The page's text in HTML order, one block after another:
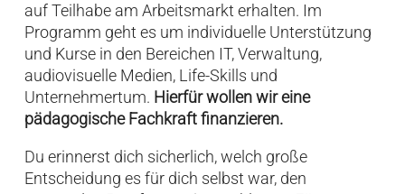
auf Teilhabe am Arbeitsmarkt erhalten. Im
Programm geht es um individuelle Unterstützung
und Kurse in den Bereichen IT, Verwaltung,
audiovisuelle Medien, Life-Skills und
Unternehmertum. Hierfür wollen wir eine
pädagogische Fachkraft finanzieren.
Du erinnerst dich sicherlich, welch große
Entscheidung es für dich selbst war, den